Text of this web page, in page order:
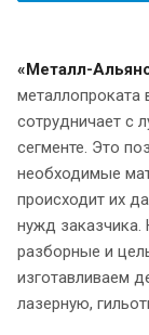
«Металл-
сотрудничает с
сегменте. Это
необходимые
происходит их
нужд
разборные и
изготавливаем
лазерную,